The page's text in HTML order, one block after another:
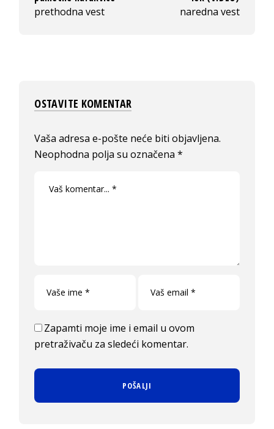
prethodna vest
naredna vest
OSTAVITE KOMENTAR
Vaša adresa e-pošte neće biti objavljena.
Neophodna polja su označena*
Zapamti moje ime i email u ovom
pretraživaču za sledeći komentar.